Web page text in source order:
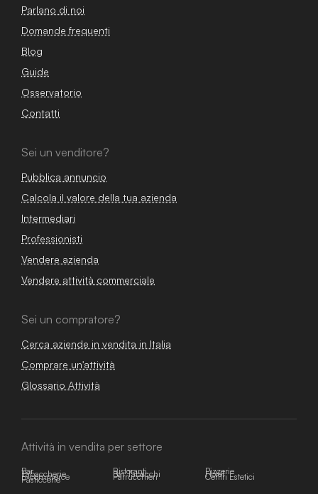
Parlano di noi
Domande frequenti
Blog
Guide
Osservatorio
Contatti
Sei un venditore?
Pubblica annuncio
Calcola il valore della tua azienda
Intermediari
Professionisti
Vendere azienda
Vendere attività commerciale
Sei un compratore?
Cerca aziende in vendita in Italia
Comprare un'attività
Glossario Attività
Attività in vendita per settore
Bar Ristoranti Pizzerie
Tabaccherie Bar Tabacchi Hotel
E-commerce Parrucchieri Centri Estetici
Pasticcerie